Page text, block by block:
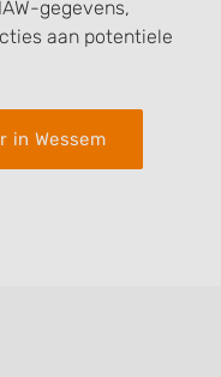
gegevens,
aan potentiele
in Wessem